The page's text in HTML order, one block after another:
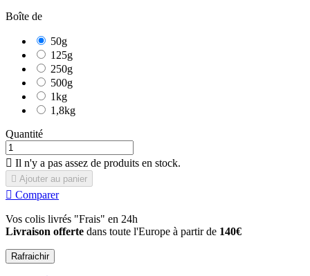
Boîte de
50g
125g
250g
500g
1kg
1,8kg
Quantité
 Il n'y a pas assez de produits en stock.
 Ajouter au panier
 Comparer
Vos colis livrés "Frais" en 24h
Livraison offerte dans toute l'Europe à partir de 140€